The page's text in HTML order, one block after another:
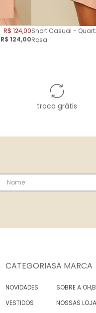
R$ 124,00
R$ 124,00
Short Casual -
Rosa
troca grátis
CATEGORIAS
NOVIDADES
VESTIDOS
A MARCA
SOBRE A
NOSSAS